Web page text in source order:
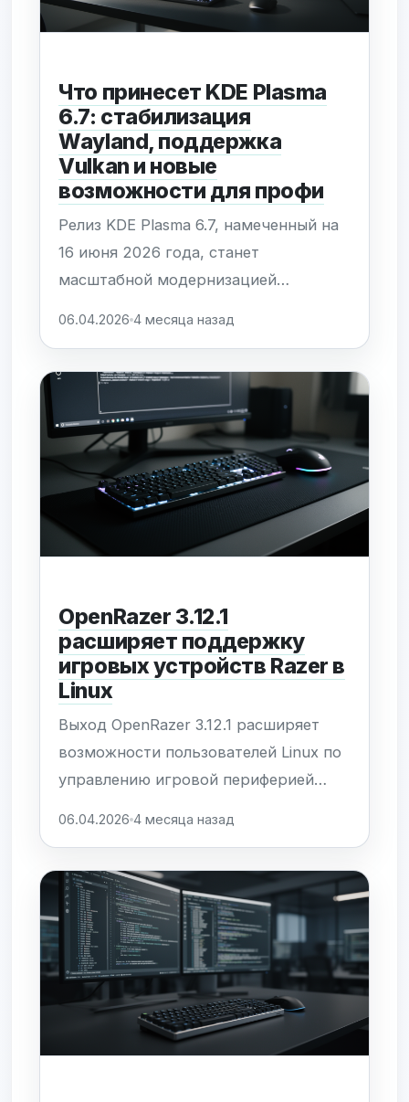
Что принесет KDE Plasma
6.7: стабилизация
Wayland, поддержка
Vulkan и новые
возможности для профи
Релиз KDE Plasma 6.7, намеченный на
16 июня 2026 года, станет
масштабной модернизацией
стабилизации Wayland и оптимизации
оконного менеджера KWin.
Внедрение поддержки Vulkan через
multi-GPU swapchain улучшит
распределение нагрузки между...
06.04.2026 4 месяца назад
OpenRazer 3.12.1
расширяет поддержку
игровых устройств Razer в
Linux
Выход OpenRazer 3.12.1 расширяет
возможности пользователей Linux по
управлению игровой периферией
избежать проблемы vendor lock-in и
полноценно использовать
функционал гаджетов в открытой ОС.
Благодаря интеграции на уровне
протокола...
06.04.2026 4 месяца назад